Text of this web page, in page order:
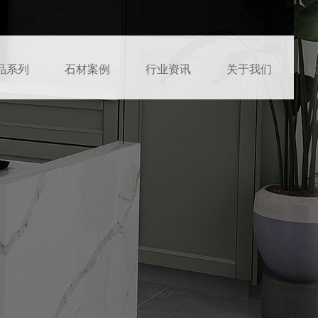
系列 石材案例 行业资讯 关于我们